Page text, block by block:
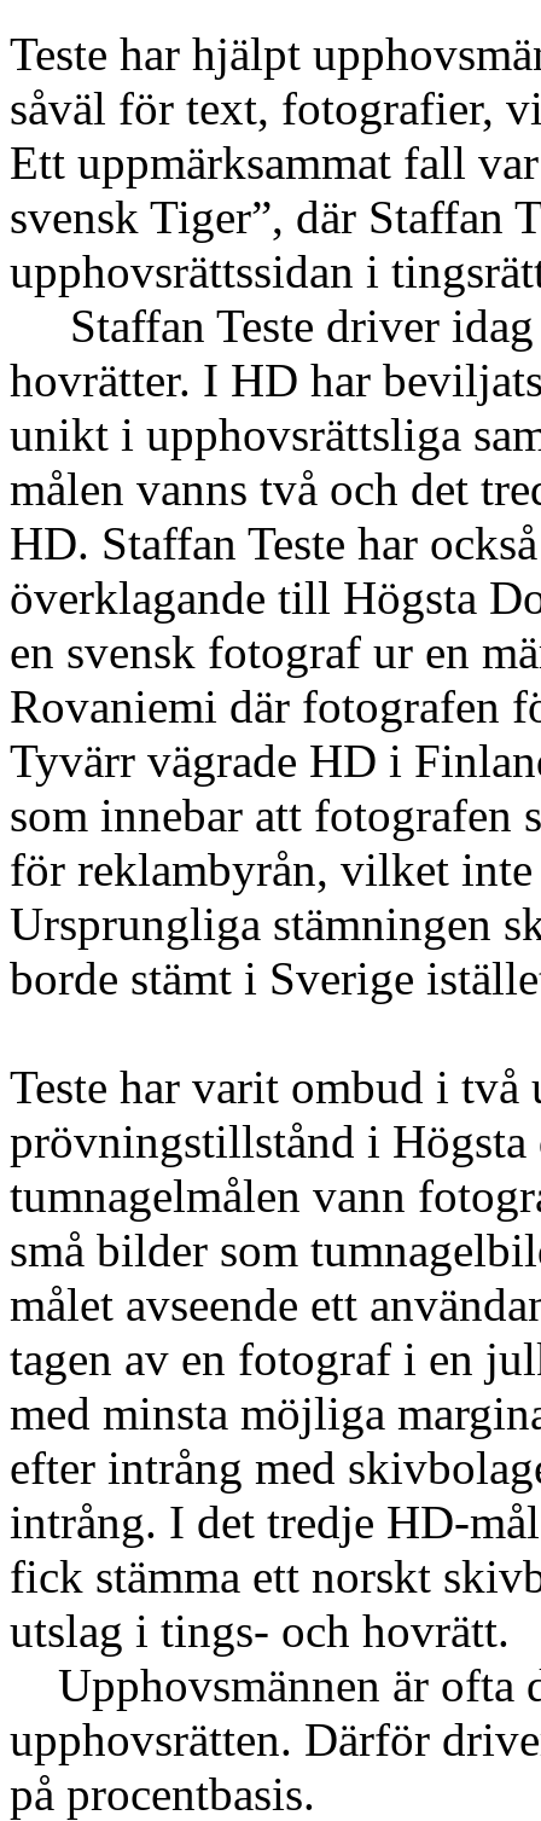
Teste har hjälpt
såväl för text, fotografier,
Ett uppmärksammat fall
svensk Tiger”, där Staffan
upphovsrättssidan i
Staffan Teste driver idag
hovrätter. I HD har
unikt i upphovsrättsliga
målen vanns två och det
HD. Staffan Teste har
överklagande till Högsta
en svensk fotograf ur en
Rovaniemi där fotografen
Tyvärr vägrade HD i
som innebar att fotografen
för reklambyrån, vilket
Ursprungliga stämningen
borde stämt i Sverige
Teste har varit ombud i två
prövningstillstånd i Högsta
tumnagelmålen vann
små bilder som
målet avseende ett
tagen av en fotograf i en
med minsta möjliga
efter intrång med
intrång. I det tredje HD-
fick stämma ett norskt
utslag i tings- och hovrätt.
Upphovsmännen är ofta
upphovsrätten. Därför
på procentbasis.